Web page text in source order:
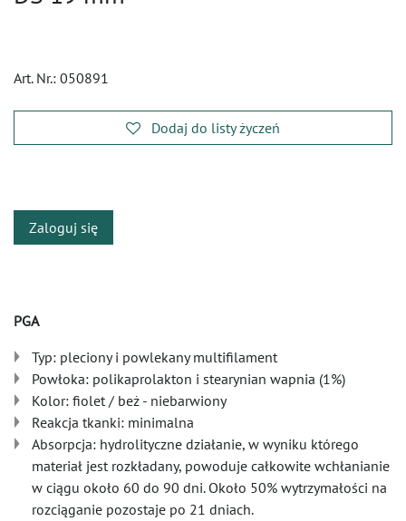
Art. Nr.: 050891
Dodaj do listy życzeń
Zaloguj się
PGA
Typ: pleciony i powlekany multifilament
Powłoka: polikaprolakton i stearynian wapnia (1%)
Kolor: fiolet / beż - niebarwiony
Reakcja tkanki: minimalna
Absorpcja: hydrolityczne działanie, w wyniku którego
materiał jest rozkładany, powoduje całkowite wchłanianie
w ciągu około 60 do 90 dni. Około 50% wytrzymałości na
rozciąganie pozostaje po 21 dniach.